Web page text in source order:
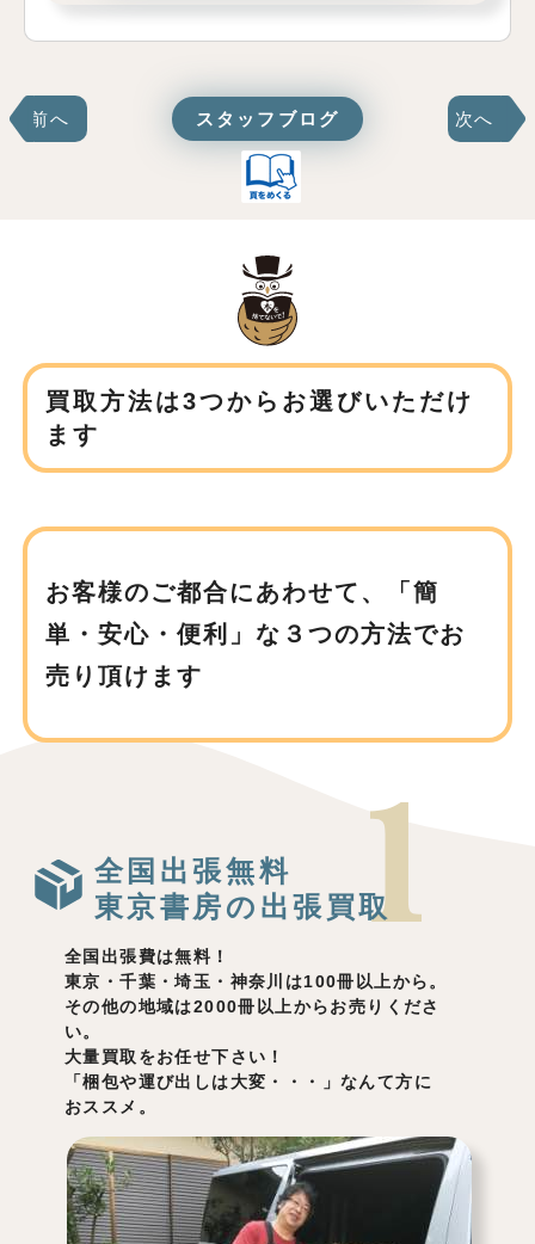
前へ スタッフブログ 次へ
買取方法は3つからお選びいただけ
ます
お客様のご都合にあわせて、
「簡
単・安心・便利」な３つの方法でお
売り頂けます
全国出張無料
東京書房の出張買取
全国出張費は無料！
東京・千葉・埼玉・神奈川は100冊以上から。
その他の地域は2000冊以上からお売りくださ
い。
大量買取をお任せ下さい！
「梱包や運び出しは大変・・・」なんて方に
おススメ。